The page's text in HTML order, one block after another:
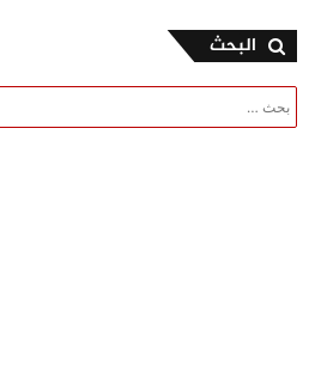
البحث